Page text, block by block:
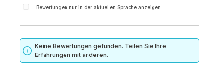
Bewertungen nur in der aktuellen Sprache anzeigen.
Keine Bewertungen gefunden. Teilen Sie Ihre
Erfahrungen mit anderen.